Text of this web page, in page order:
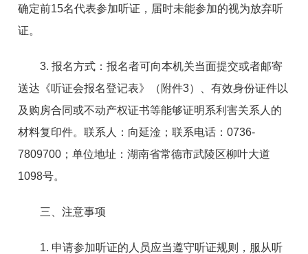
确定前15名代表参加听证，届时未能参加的视为放弃听
证。
3. 报名方式：报名者可向本机关当面提交或者邮寄
送达《听证会报名登记表》（附件3）、有效身份证件以
及购房合同或不动产权证书等能够证明系利害关系人的
材料复印件。联系人：向延淦；联系电话：0736-
7809700；单位地址：湖南省常德市武陵区柳叶大道
1098号。
三、注意事项
1. 申请参加听证的人员应当遵守听证规则，服从听